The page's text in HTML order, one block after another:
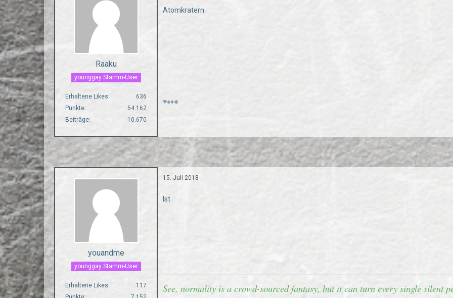
Raaku
younggay Stamm-User
Erhaltene Likes
636
Punkte
54.162
Beiträge
10.670
Atomkratern
♥♠♦♣
youandme
younggay Stamm-User
Erhaltene Likes
117
15. Juli 2018
Ist
See, normality is a crowd-sourced fantasy, but it can turn every single silent